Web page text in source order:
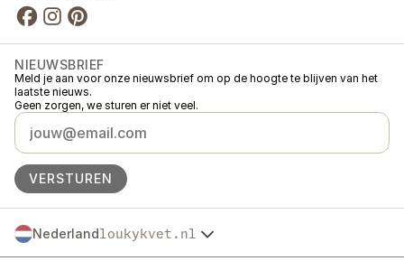
NIEUWSBRIEF
Meld je aan voor onze nieuwsbrief om op de hoogte te blijven van het
laatste nieuws.
Geen zorgen, we sturen er niet veel.
VERSTUREN
Nederlandloukykvet.nl
Česko